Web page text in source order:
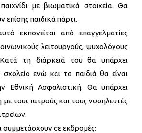
με βιωματικά στοιχεία. Θα
επίσης παιδικά πάρτι.
εκπονείται από επαγγελματίες
λειτουργούς, ψυχολόγους
τη διάρκειά του θα υπάρχει
ενώ και τα παιδιά θα είναι
Εθνική Ασφαλιστική. Θα υπάρχει
τους ιατρούς και τους νοσηλευτές
συμμετάσχουν σε εκδρομές: